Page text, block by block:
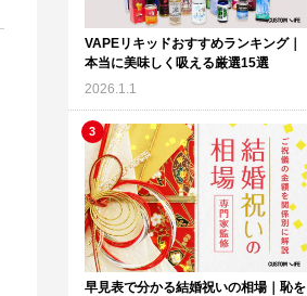
VAPEリキッドおすすめランキング｜
本当に美味しく吸える厳選15選
2026.1.1
早見表で分かる結婚祝いの相場｜恥を